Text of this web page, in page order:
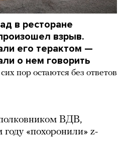
в ресторане
взрыв.
его терактом —
о нем говорить
пор остаются без ответов
ВДВ,
«похоронили» z-